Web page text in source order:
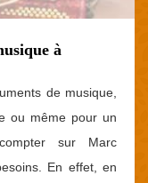
à
de musique,
ou même pour un
sur Marc
En effet, en